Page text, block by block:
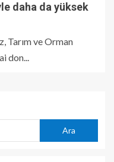
daha da yüksek
Tarım ve Orman
don...
Ara